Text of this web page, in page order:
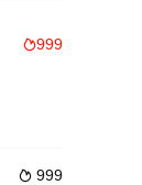
999
 999